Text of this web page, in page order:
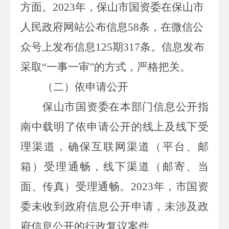
方面。 2023年，保山市国资委在保山市
人民政府网站公布信息58条，在微信公
众号上发布信息125期317条。信息发布
采取“一事一审”的方式，严格把关。
（二）依申请公开
保山市国资委在本部门信息公开指
南中载明了依申请公开的线上及线下受
理渠道，确保互联网渠道（平台、邮
箱）受理通畅，线下渠道（邮寄、当
面、传真）受理通畅。 2023年，市国资
委未收到政府信息公开申请，未涉及政
府信息公开的行政复议案件。